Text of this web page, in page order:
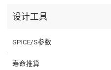
设计工具
SPICE/S参数
寿命推算